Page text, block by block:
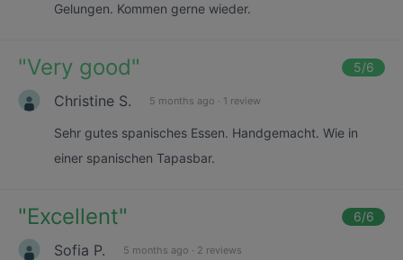
Gelungen. Kommen gerne wieder.
"Very good" 5/6
Christine S. 5 months ago · 1 review
Sehr gutes spanisches Essen. Handgemacht. Wie in
einer spanischen Tapasbar.
"Excellent" 6/6
Sofia P. 5 months ago · 2 reviews